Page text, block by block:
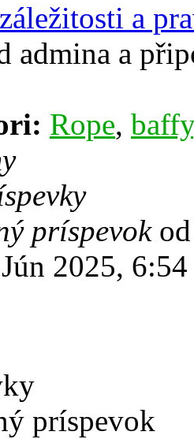
a
admina a
Rope, baffy
príspevok
2025, 6:54
príspevok